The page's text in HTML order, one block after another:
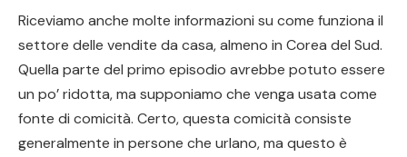
Riceviamo anche molte informazioni su come funziona il
settore delle vendite da casa, almeno in Corea del Sud.
Quella parte del primo episodio avrebbe potuto essere
un po’ ridotta, ma supponiamo che venga usata come
fonte di comicità. Certo, questa comicità consiste
generalmente in persone che urlano, ma questo è